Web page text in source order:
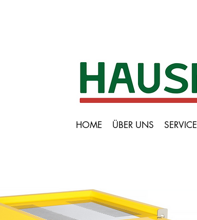
HOME ÜBER UNS SERVICE